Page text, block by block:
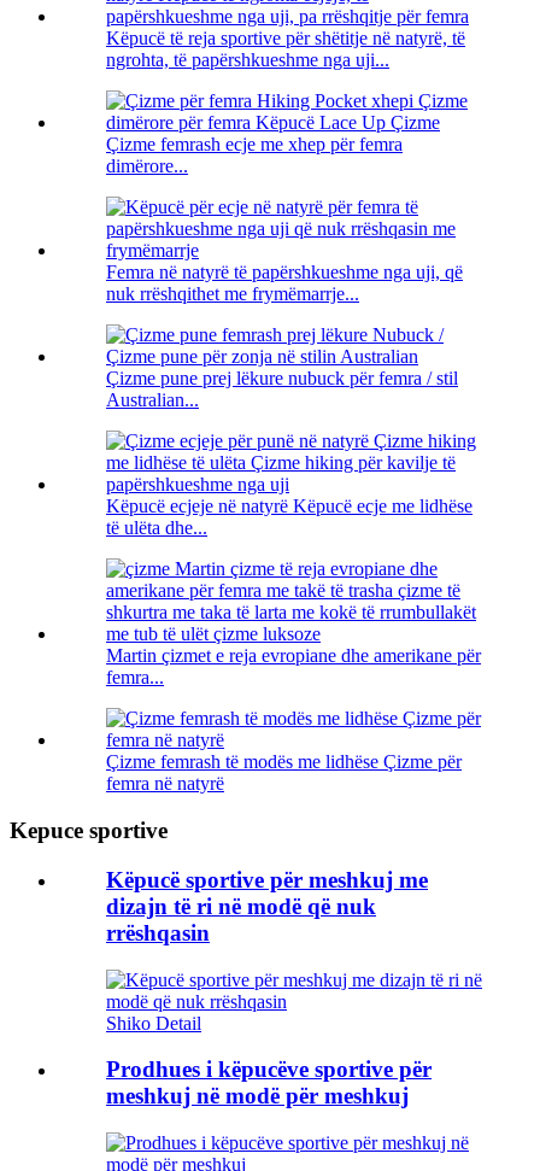
Këpucë të reja sportive për shëtitje në natyrë, të
ngrohta, të papërshkueshme nga uji...
Çizme femrash ecje me xhep për femra
dimërore...
Femra në natyrë të papërshkueshme nga uji, që
nuk rrëshqithet me frymëmarrje...
Çizme pune prej lëkure nubuck për femra / stil
Australian...
Këpucë ecjeje në natyrë Këpucë ecje me lidhëse
të ulëta dhe...
Martin çizmet e reja evropiane dhe amerikane për
femra...
Çizme femrash të modës me lidhëse Çizme për
femra në natyrë
Kepuce sportive
Këpucë sportive për meshkuj me
dizajn të ri në modë që nuk
rrëshqasin
Shiko Detail
Prodhues i këpucëve sportive për
meshkuj në modë për meshkuj